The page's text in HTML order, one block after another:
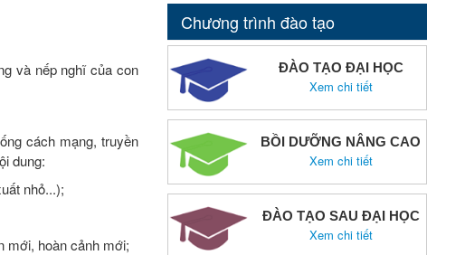
và nếp nghĩ của con
cách mạng, truyền
dung:
nhỏ...);
mới, hoàn cảnh mới;
Chương trình đào tạo
ĐÀO TẠO ĐẠI HỌC
Xem chi tiết
BỒI DƯỠNG NÂNG CAO
Xem chi tiết
ĐÀO TẠO SAU ĐẠI HỌC
Xem chi tiết